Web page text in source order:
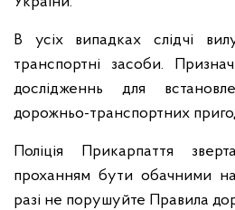
В усіх випадках слідчі
транспортні засоби.
дослідженнь для
дорожньо-транспортних
Поліція Прикарпаття
проханням бути обачними
разі не порушуйте Правила